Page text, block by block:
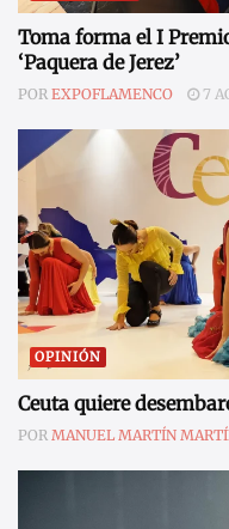
Toma forma el I
‘Paquera de Jerez’
POR EXPOFLAMENCO 7
OPINIÓN
Ceuta quiere
POR MANUEL MARTÍN